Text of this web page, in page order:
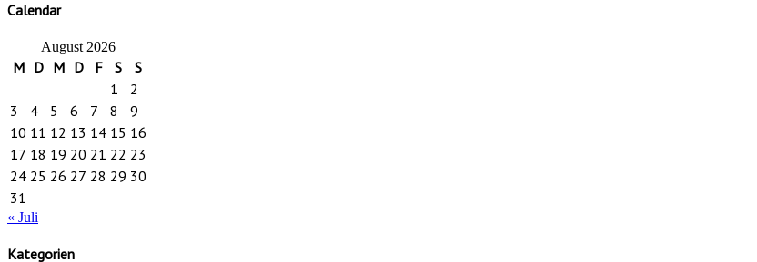
Calendar
August 2026
M D M D F S
S
1
2
3
4 5 6 7 8
9
10 11 12 13 14 15 16
17 18 19 20 21 22 23
24 25 26 27 28 29 30
31
« Juli
Kategorien